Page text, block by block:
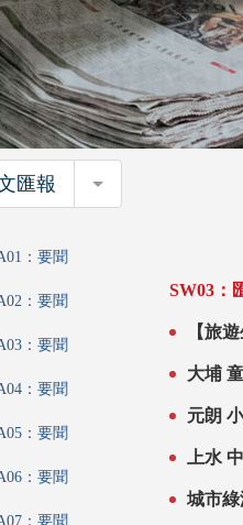
匯報 香港文匯報
：要聞
：要聞
：要聞
：要聞
：要聞
：要聞
：要聞
SW03：